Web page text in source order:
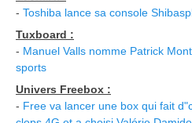
- Toshiba lance sa console
Tuxboard :
- Manuel Valls nomme Patrick
sports
Univers Freebox :
- Free va lancer une box qui fait